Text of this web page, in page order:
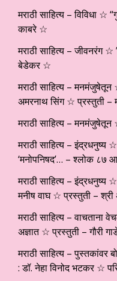
मराठी साहित्य – विविधा ☆
काबरे ☆
मराठी साहित्य –
बेडेकर ☆
मराठी साहित्य –
अमरनाथ सिंग ☆ प्रस्तुती
मराठी साहित्य –
मराठी साहित्य –
‘मनोपनिषद’… – श्लोक ८७
मराठी साहित्य –
मनीष वाघ ☆ प्रस्तुती –
मराठी साहित्य –
अज्ञात ☆ प्रस्तुती – गौरी
मराठी साहित्य –
: डॉ. नेहा विनोद भटकर ☆